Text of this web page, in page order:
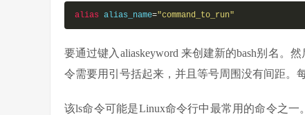
alias alias_name="command_to_run"
要通过键入aliaskeyword 来创建新的bash别名。
令需要用引号括起来，并且等号周围没有间距。
该ls命令可能是Linux命令行中最常用的命令之